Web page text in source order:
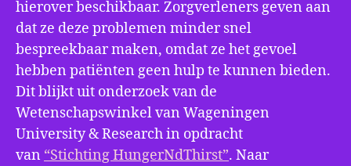
hierover beschikbaar. Zorgverleners geven aan
dat ze deze problemen minder snel
bespreekbaar maken, omdat ze het gevoel
hebben patiënten geen hulp te kunnen bieden.
Dit blijkt uit onderzoek van de
Wetenschapswinkel van Wageningen
University & Research in opdracht
van “Stichting HungerNdThirst”. Naar